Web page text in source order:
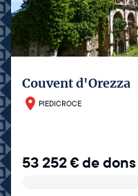
Couvent d'Orezza
PIEDICROCE
53 252€de dons